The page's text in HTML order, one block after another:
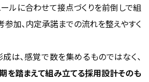
ルに合わせて接点づくりを前倒しで組
参加、内定承諾までの流れを整えやすく
は、感覚で数を集めるものではなく、
期を踏まえて組み立てる採用設計そのも